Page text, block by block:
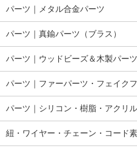
パーツ｜メタル合金パーツ
パーツ｜真鍮パーツ（ブラス）
パーツ｜ウッドビーズ＆木製パーツ
パーツ｜ファーパーツ・フェイク
パーツ｜シリコン・樹脂・アクリ
紐・ワイヤー・チェーン・コード